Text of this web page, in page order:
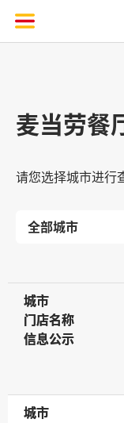
麦当劳餐
请您选择城市进行
城市
城市
门店名称
门店名称
信息公示
信息公示
城市
城市